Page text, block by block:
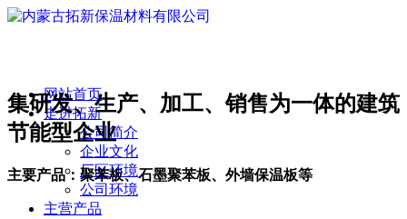
集研发、生产、加工、销售为一体的建筑
节能型企业
主要产品：聚苯板、石墨聚苯板、外墙保温板等
网站首页
走进拓新
公司简介
企业文化
厂区环境
公司环境
主营产品